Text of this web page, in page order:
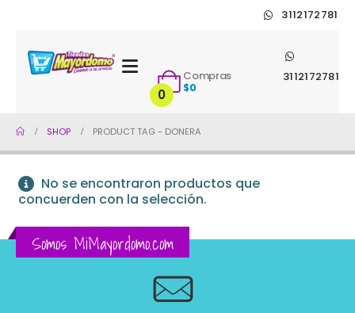
3112172781
3112172781
0
Compras
$0
SHOP PRODUCT TAG - DONERA
No se encontraron productos que
concuerden con la selección.
Somos MiMayordomo.com